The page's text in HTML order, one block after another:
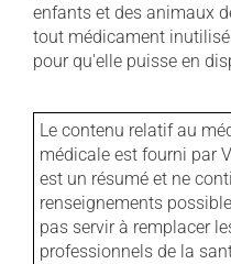
enfants et des animaux
tout médicament
pour qu'elle puisse en
Le contenu relatif au
médicale est fourni par
est un résumé et ne
renseignements
pas servir à remplacer
professionnels de la